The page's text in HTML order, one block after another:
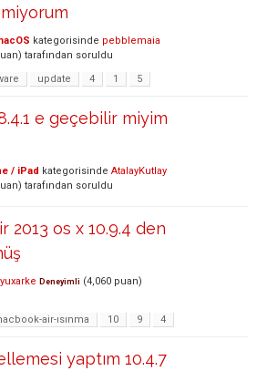
kategorisinde pebblemaia
tarafından soruldu
update 4 1 5
e geçebilir miyim
/ iPad kategorisinde AtalayKutlay
tarafından soruldu
2013 os x 10.9.4 den
Deneyimli (4,060 puan)
air-ısınma 10 9 4
yaptım 10.4.7